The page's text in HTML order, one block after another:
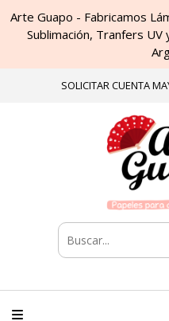
Arte Guapo - Fabricamos
Sublimación, Tranfers
SOLICITAR CUENTA